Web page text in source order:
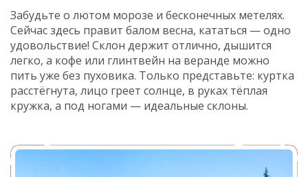
Забудьте о лютом морозе и бесконечных метелях.
Сейчас здесь правит балом весна, кататься — одно
удовольствие! Склон держит отлично, дышится
легко, а кофе или глинтвейн на веранде можно
пить уже без пуховика. Только представьте: куртка
расстёгнута, лицо греет солнце, в руках тёплая
кружка, а под ногами — идеальные склоны.